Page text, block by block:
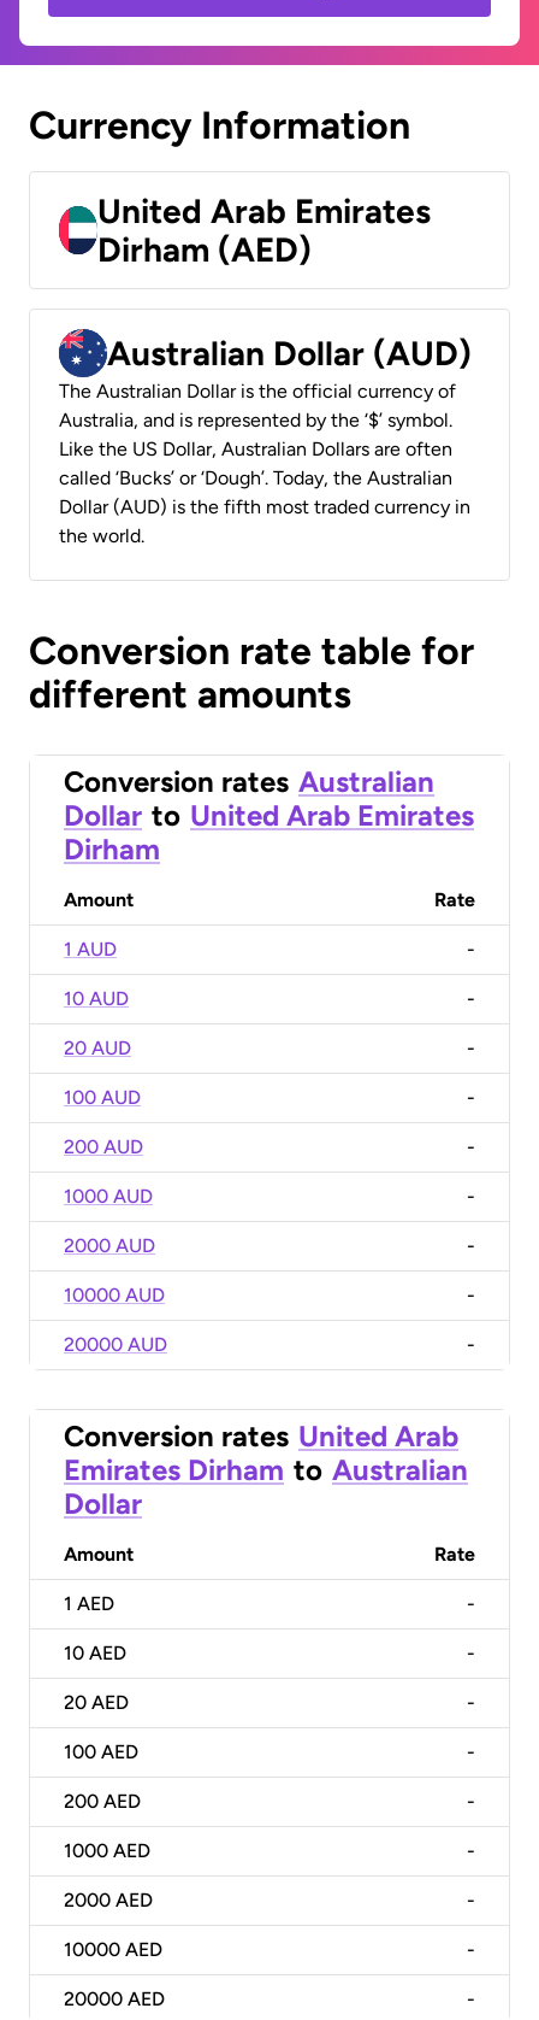
Currency Information
United Arab Emirates
Dirham (AED)
Australian Dollar (AUD)
The Australian Dollar is the official currency of
Australia, and is represented by the ‘$’ symbol.
Like the US Dollar, Australian Dollars are often
called ‘Bucks’ or ‘Dough’. Today, the Australian
Dollar (AUD) is the fifth most traded currency in
the world.
Conversion rate table for
different amounts
Conversion rates Australian
Dollar to United Arab Emirates
Dirham
Amount Rate
1 AUD -
10 AUD -
20 AUD -
100 AUD -
200 AUD -
1000 AUD -
2000 AUD -
10000 AUD -
20000 AUD -
Conversion rates United Arab
Emirates Dirham to Australian
Dollar
Amount Rate
1 AED -
10 AED -
20 AED -
100 AED -
200 AED -
1000 AED -
2000 AED -
10000 AED -
20000 AED -